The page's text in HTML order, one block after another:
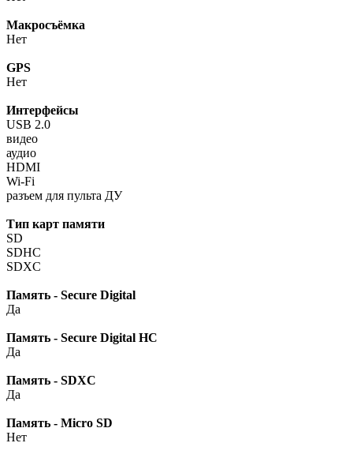
Макросъёмка
Нет
GPS
Нет
Интерфейсы
USB 2.0
видео
аудио
HDMI
Wi-Fi
разъем для пульта ДУ
Тип карт памяти
SD
SDHC
SDXC
Память - Secure Digital
Да
Память - Secure Digital HC
Да
Память - SDXC
Да
Память - Micro SD
Нет